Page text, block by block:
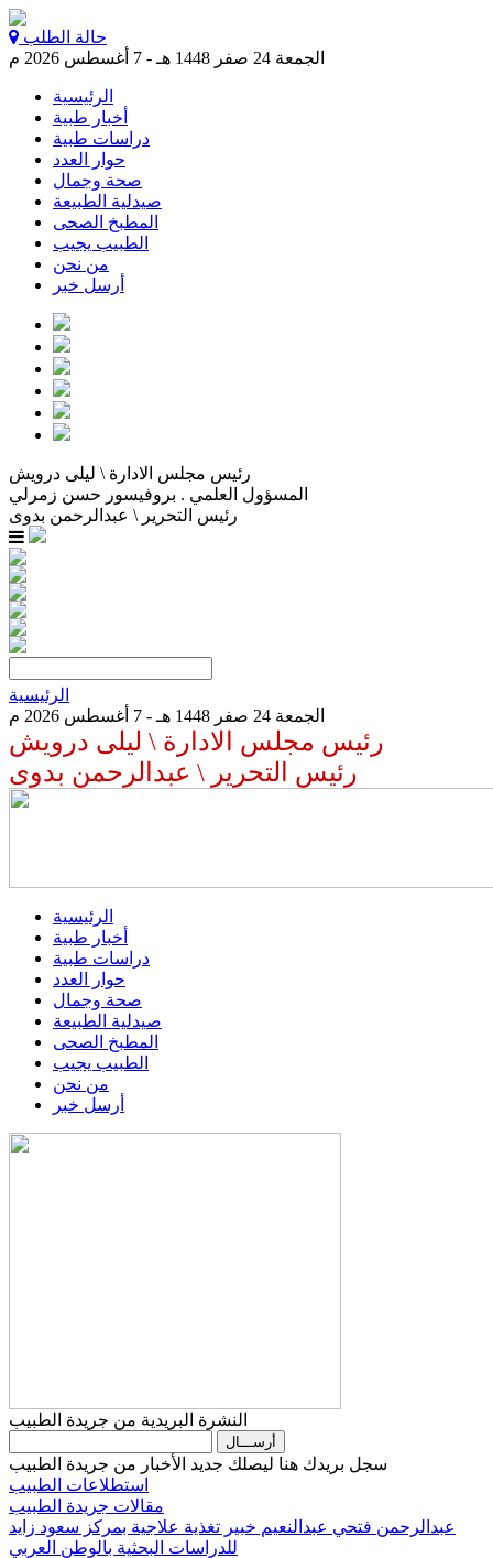
حالة الطلب
الجمعة 24 صفر 1448 هـ - 7 أغسطس 2026 م
الرئيسية
أخبار طبية
دراسات طبية
حوار العدد
صحة وجمال
صيدلية الطبيعة
المطبخ الصحى
الطبيب يجيب
من نحن
أرسل خبر
رئيس مجلس الادارة \ ليلى درويش
المسؤول العلمي . بروفيسور حسن زمرلي
رئيس التحرير \ عبدالرحمن بدوى
الرئيسية
الجمعة 24 صفر 1448 هـ - 7 أغسطس 2026 م
رئيس مجلس الادارة \ ليلى درويش
رئيس التحرير \ عبدالرحمن بدوى
الرئيسية
أخبار طبية
دراسات طبية
حوار العدد
صحة وجمال
صيدلية الطبيعة
المطبخ الصحى
الطبيب يجيب
من نحن
أرسل خبر
النشرة البريدية من جريدة الطبيب
سجل بريدك هنا ليصلك جديد الأخبار من جريدة الطبيب
استطلاعات الطبيب
مقالات جريدة الطبيب
عبدالرحمن فتحي عبدالنعيم خبير تغذية علاجية بمركز سعود زايد
للدراسات البحثية بالوطن العربي